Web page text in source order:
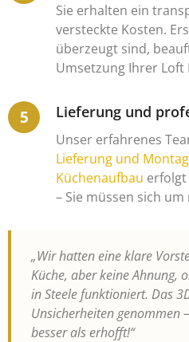
Sie erhalten ein
versteckte Kosten.
überzeugt sind,
Umsetzung Ihrer Loft
Lieferung und
Unser erfahrenes
Lieferung und
Küchenaufbau
– Sie müssen sich
„Wir hatten eine klare
Küche, aber keine Ahnung,
in Steele funktioniert. Das
Unsicherheiten genommen
besser als erhofft!“